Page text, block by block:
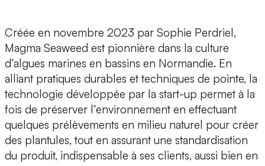
Créée en novembre 2023 par Sophie Perdriel,
Magma Seaweed est pionnière dans la culture
d’algues marines en bassins en Normandie. En
alliant pratiques durables et techniques de pointe, la
technologie développée par la start-up permet à la
fois de préserver l’environnement en effectuant
quelques prélèvements en milieu naturel pour créer
des plantules, tout en assurant une standardisation
du produit, indispensable à ses clients, aussi bien en